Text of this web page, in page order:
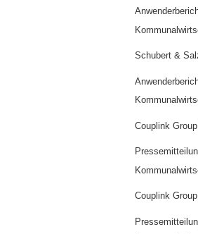
Schubert &
Couplink Group
Couplink Group